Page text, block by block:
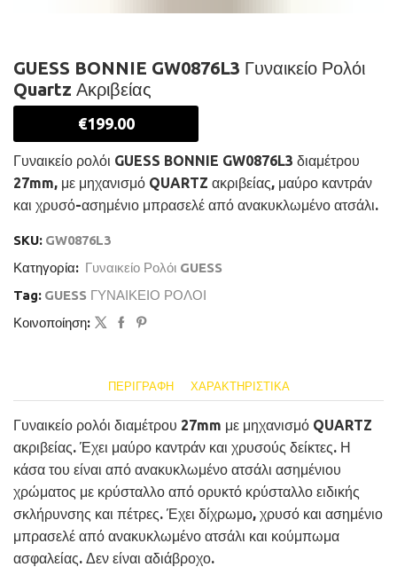
GUESS BONNIE GW0876L3 Γυναικείο Ρολόι
Quartz Ακριβείας
€199.00
Γυναικείο ρολόι GUESS BONNIE GW0876L3 διαμέτρου
27mm, με μηχανισμό QUARTZ ακριβείας, μαύρο καντράν
και χρυσό-ασημένιο μπρασελέ από ανακυκλωμένο ατσάλι.
SKU: GW0876L3
Κατηγορία: Γυναικείο Ρολόι GUESS
Tag: GUESS ΓΥΝΑΙΚΕΙΟ ΡΟΛΟΙ
Κοινοποίηση:
ΠΕΡΙΓΡΑΦΉ ΧΑΡΑΚΤΗΡΙΣΤΙΚΆ
Γυναικείο ρολόι διαμέτρου 27mm με μηχανισμό QUARTZ
ακριβείας. Έχει μαύρο καντράν και χρυσούς δείκτες. Η
κάσα του είναι από ανακυκλωμένο ατσάλι ασημένιου
χρώματος με κρύσταλλο από ορυκτό κρύσταλλο ειδικής
σκλήρυνσης και πέτρες. Έχει δίχρωμο, χρυσό και ασημένιο
μπρασελέ από ανακυκλωμένο ατσάλι και κούμπωμα
ασφαλείας. Δεν είναι αδιάβροχο.